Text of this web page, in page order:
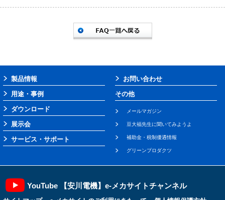
製品情報
用途・事例
ダウンロード
展示会
サービス・サポート
お問い合わせ
その他
メールマガジン
豆大福先生に聞いてみようよ
補助金・税制優遇情報
グリーンプロダクツ
YouTube 【安川電機】e-メカサイトチャンネル